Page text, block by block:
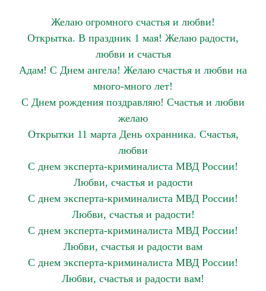
Желаю огромного счастья и любви!
Открытка. В праздник 1 мая! Желаю радости,
любви и счастья
Адам! С Днем ангела! Желаю счастья и любви на
много-много лет!
С Днем рождения поздравляю! Счастья и любви
желаю
Открытки 11 марта День охранника. Счастья,
любви
С днем эксперта-криминалиста МВД России!
Любви, счастья и радости
С днем эксперта-криминалиста МВД России!
Любви, счастья и радости!
С днем эксперта-криминалиста МВД России!
Любви, счастья и радости вам
С днем эксперта-криминалиста МВД России!
Любви, счастья и радости вам!